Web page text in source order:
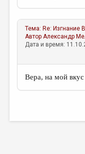
Тема: Re: Изгнание
АвторАлександр
Дата и время:
Вера, на мой